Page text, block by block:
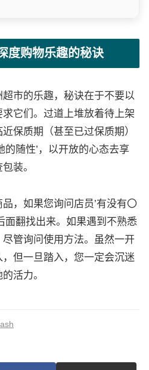
度购物乐趣的秘诀
市的乐趣，秘诀在于不要以
它们。过道上堆放着待上架
保质期（甚至已过保质期）
的随性’，以开放的心态去享
装。
，如果您询问店员’有没有〇
面翻找出来。如果遇到不熟悉
管询问使用方法。虽然一开
但一旦踏入，您一定会沉迷
活力。